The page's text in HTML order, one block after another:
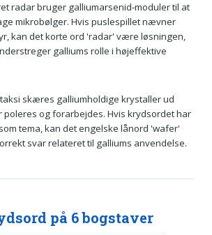
radar bruger galliumarsenid-moduler til at
mikrobølger. Hvis puslespillet nævner
kan det korte ord 'radar' være løsningen,
galliums rolle i højeffektive
skæres galliumholdige krystaller ud
poleres og forarbejdes. Hvis krydsordet har
tema, kan det engelske lånord 'wafer'
svar relateret til galliums anvendelse.
på 6 bogstaver